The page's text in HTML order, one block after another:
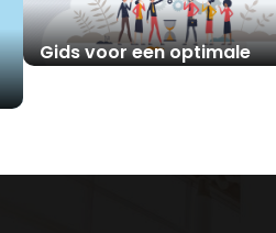
Gids voor een optimale